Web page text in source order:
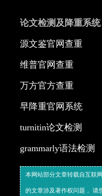
论文检测及降重系统
源文鉴官网查重
维普官网查重
万方官方查重
早降重官网系统
turnitin论文检测
grammarly语法检测
本网站部分文章转载自互联
的文章涉及著作权问题， 请